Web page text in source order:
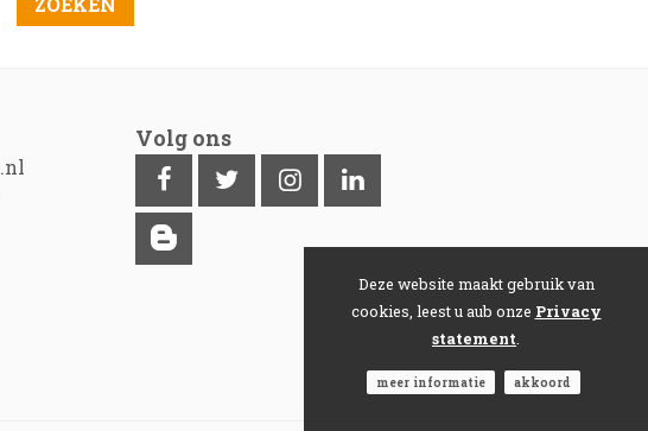
Volg ons
Deze website maakt gebruik van
cookies, leest u aub onze Privacy
statement
meer informatie akkoord